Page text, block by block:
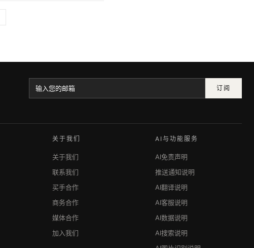
订阅
关于我们
关于我们
联系我们
买手合作
商务合作
媒体合作
加入我们
AI与功能服务
AI免责声明
推送通知说明
AI翻译说明
AI客服说明
AI数据说明
AI搜索说明